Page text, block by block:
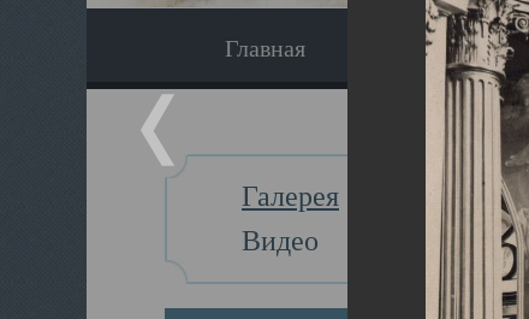
Главная Экскурсия
Галерея
Видео